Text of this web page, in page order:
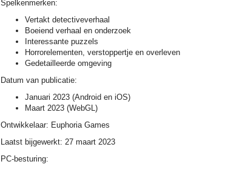
Spelkenmerken:
Vertakt detectiveverhaal
Boeiend verhaal en onderzoek
Interessante puzzels
Horrorelementen, verstoppertje en overleven
Gedetailleerde omgeving
Datum van publicatie:
Januari 2023 (Android en iOS)
Maart 2023 (WebGL)
Ontwikkelaar: Euphoria Games
Laatst bijgewerkt: 27 maart 2023
PC-besturing: